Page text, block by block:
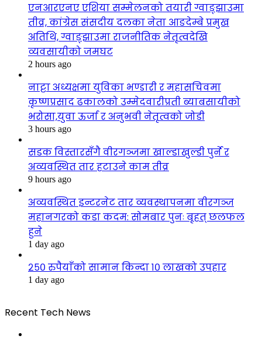
एनआरएनए एशिया सम्मेलनको तयारी ग्वाङ्झाउमा
तीव्र, कांग्रेस संसदीय दलका नेता आङदेम्बे प्रमुख
अतिथि, ग्वाङ्झाउमा राजनीतिक नेतृत्वदेखि
व्यवसायीको जमघट
2 hours ago
नाट्टा अध्यक्षमा युविका भण्डारी र महासचिवमा
कृष्णप्रसाद ढकालको उम्मेदवारीप्रती ब्याबसायीको
भरोसा,युवा ऊर्जा र अनुभवी नेतृत्वको जोडी
3 hours ago
सडक विस्तारसँगै वीरगञ्जमा खाल्डाखुल्डी पुर्ने र
अव्यवस्थित तार हटाउने काम तीव्र
9 hours ago
अव्यवस्थित इन्टरनेट तार व्यवस्थापनमा वीरगञ्ज
महानगरको कडा कदम: सोमबार पुनः बृहत् छलफल
हुने
1 day ago
२५० रुपैयाँको सामान किन्दा १० लाखको उपहार
1 day ago
Recent Tech News